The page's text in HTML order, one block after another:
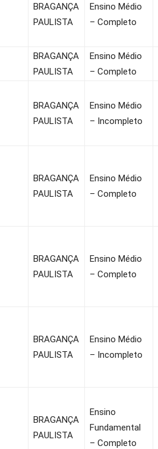
BRAGANÇA
PAULISTA
Ensino Médio
– Completo
BRAGANÇA
PAULISTA
Ensino Médio
– Completo
BRAGANÇA
PAULISTA
Ensino Médio
– Incompleto
BRAGANÇA
PAULISTA
Ensino Médio
– Completo
BRAGANÇA
PAULISTA
Ensino Médio
– Completo
BRAGANÇA
PAULISTA
Ensino Médio
– Incompleto
BRAGANÇA
PAULISTA
Ensino
Fundamental
– Completo